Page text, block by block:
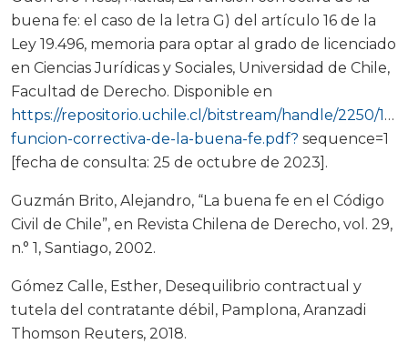
buena fe: el caso de la letra G) del artículo 16 de la
Ley 19.496, memoria para optar al grado de licenciado
en Ciencias Jurídicas y Sociales, Universidad de Chile,
Facultad de Derecho. Disponible en
https://repositorio.uchile.cl/bitstream/handle/2250/
funcion-correctiva-de-la-buena-fe.pdf? sequence=1
[fecha de consulta: 25 de octubre de 2023].
Guzmán Brito, Alejandro, “La buena fe en el Código
Civil de Chile”, en Revista Chilena de Derecho, vol. 29,
n.° 1, Santiago, 2002.
Gómez Calle, Esther, Desequilibrio contractual y
tutela del contratante débil, Pamplona, Aranzadi
Thomson Reuters, 2018.